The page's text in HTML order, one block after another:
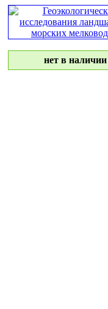
нет в наличии